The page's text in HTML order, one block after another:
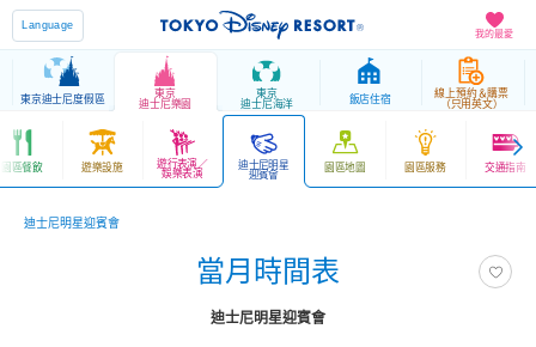
我的最愛
Language
東京迪士尼度假區
東京
迪士尼樂園
東京
迪士尼海洋
飯店住宿
線上預約＆購票
（只用英文）
園區餐飲 遊樂設施 遊行表演／
娛樂表演
迪士尼明星
迎賓會
園區地圖 園區服務 交通指南
迪士尼明星迎賓會
當月時間表
迪士尼明星迎賓會